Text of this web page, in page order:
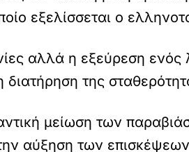
εξελίσσεται ο
αλλά η εξεύρεση ενός
διατήρηση της
μείωση των
αύξηση των